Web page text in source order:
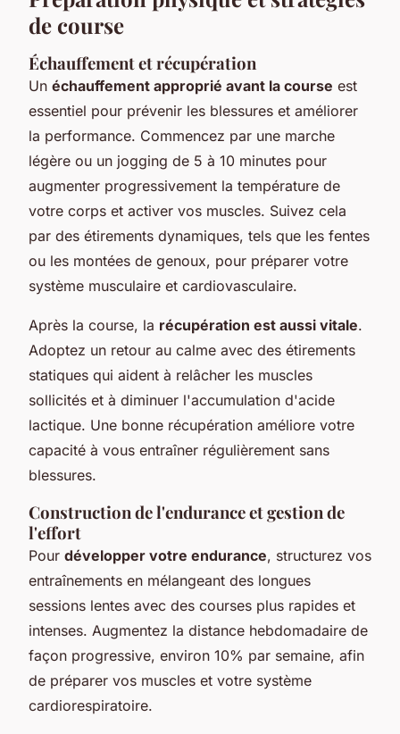
de course
Échauffement et récupération
Un échauffement approprié avant la course est
essentiel pour prévenir les blessures et améliorer
la performance. Commencez par une marche
légère ou un jogging de 5 à 10 minutes pour
augmenter progressivement la température de
votre corps et activer vos muscles. Suivez cela
par des étirements dynamiques, tels que les fentes
ou les montées de genoux, pour préparer votre
système musculaire et cardiovasculaire.
Après la course, la récupération est aussi vitale.
Adoptez un retour au calme avec des étirements
statiques qui aident à relâcher les muscles
sollicités et à diminuer l'accumulation d'acide
lactique. Une bonne récupération améliore votre
capacité à vous entraîner régulièrement sans
blessures.
Construction de l'endurance et gestion de
l'effort
Pour développer votre endurance, structurez vos
entraînements en mélangeant des longues
sessions lentes avec des courses plus rapides et
intenses. Augmentez la distance hebdomadaire de
façon progressive, environ 10% par semaine, afin
de préparer vos muscles et votre système
cardiorespiratoire.